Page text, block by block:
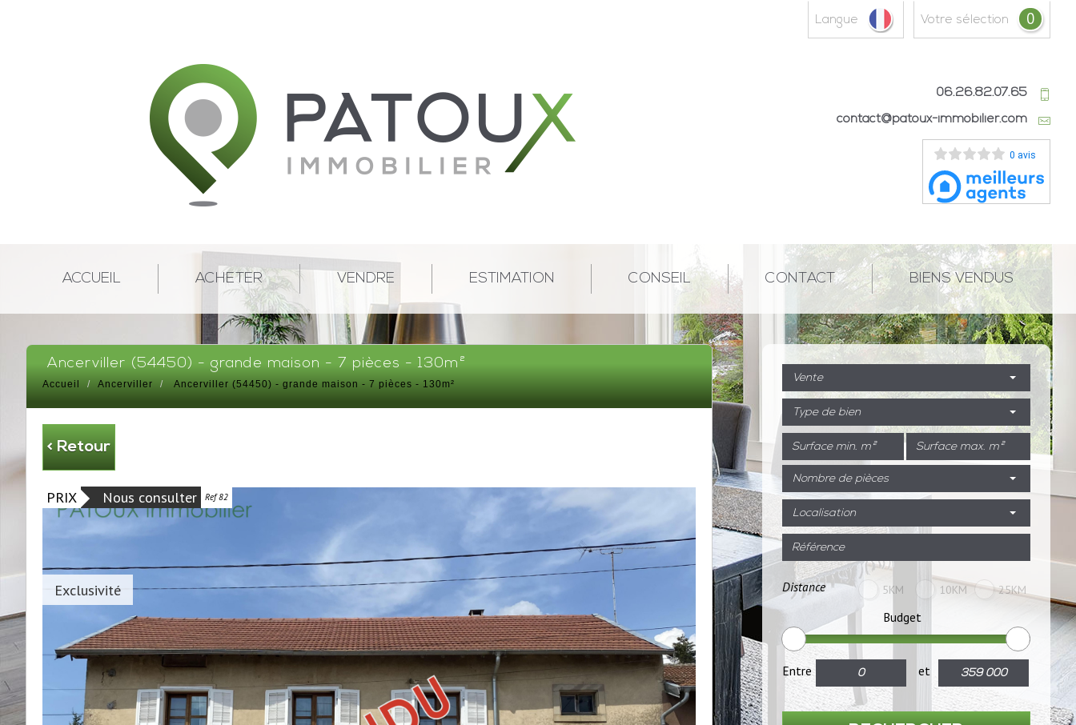
Langue votre sélection 0
06.26.82.07.65
contact@patoux-immobilier.com
0 avis
ACCUEIL ACHETER VENDRE ESTIMATION CONSEIL CONTACT BIENS VENDUS
Vente
Type de bien
Nombre de pièces
Localisation
Distance 5KM 10KM 25KM
Budget
Entre et
ancerviller (54450) - grande maison - 7 pièces - 130m²
Accueil Ancerviller Ancerviller (54450) - grande maison - 7 pièces - 130m²
< Retour
PRIX Nous consulter Ref 82
Exclusivité